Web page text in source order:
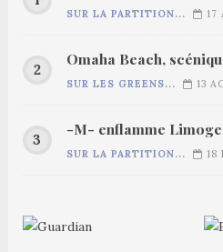
SUR LA PARTITION... 17
Omaha Beach,
SUR LES GREENS... 13
-M- enflamme
SUR LA PARTITION... 18